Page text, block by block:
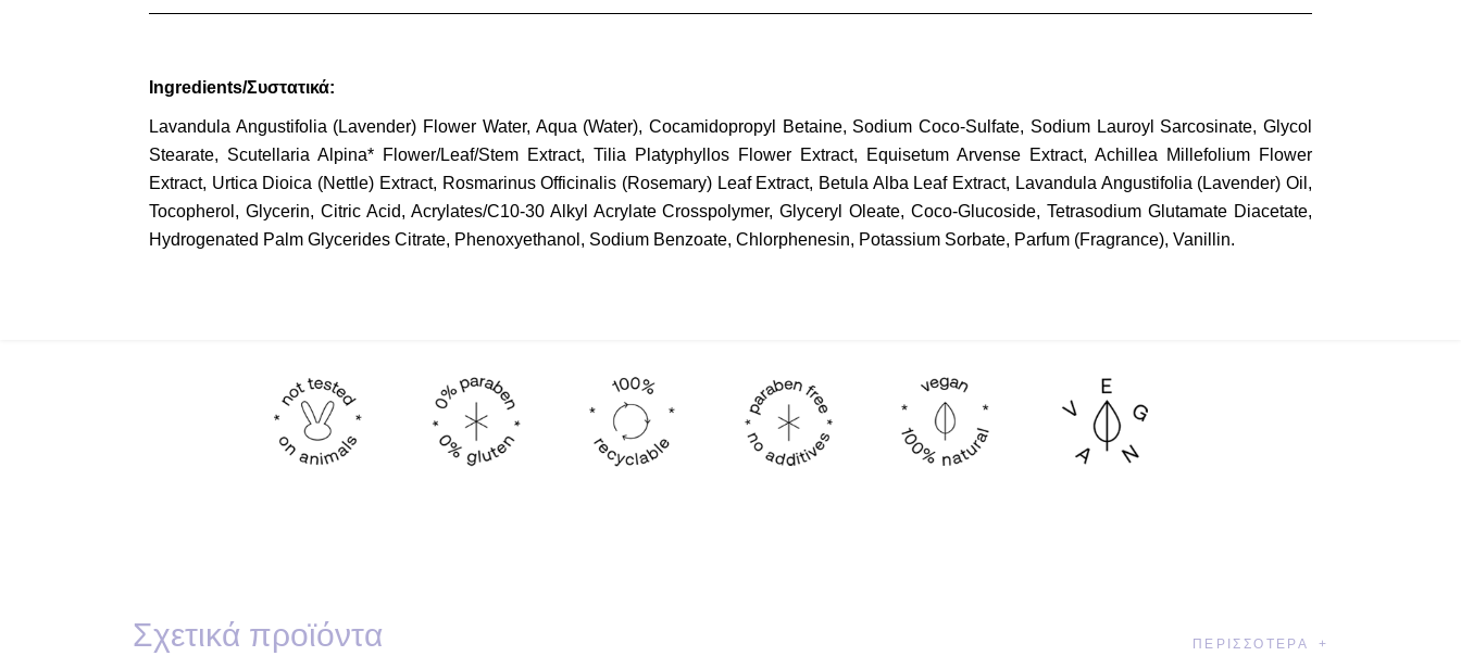
Ingredients/Συστατικά:
Lavandula Angustifolia (Lavender) Flower Water, Aqua (Water), Cocamidopropyl Betaine, Sodium Coco-Sulfate, Sodium Lauroyl Sarcosinate, Glycol
Stearate, Scutellaria Alpina* Flower/Leaf/Stem Extract, Tilia Platyphyllos Flower Extract, Equisetum Arvense Extract, Achillea Millefolium Flower
Extract, Urtica Dioica (Nettle) Extract, Rosmarinus Officinalis (Rosemary) Leaf Extract, Betula Alba Leaf Extract, Lavandula Angustifolia (Lavender) Oil,
Tocopherol, Glycerin, Citric Acid, Acrylates/C10-30 Alkyl Acrylate Crosspolymer, Glyceryl Oleate, Coco-Glucoside, Tetrasodium Glutamate Diacetate,
Hydrogenated Palm Glycerides Citrate, Phenoxyethanol, Sodium Benzoate, Chlorphenesin, Potassium Sorbate, Parfum (Fragrance), Vanillin.
Σχετικά προϊόντα ΠΕΡΙΣΣΌΤΕΡΑ